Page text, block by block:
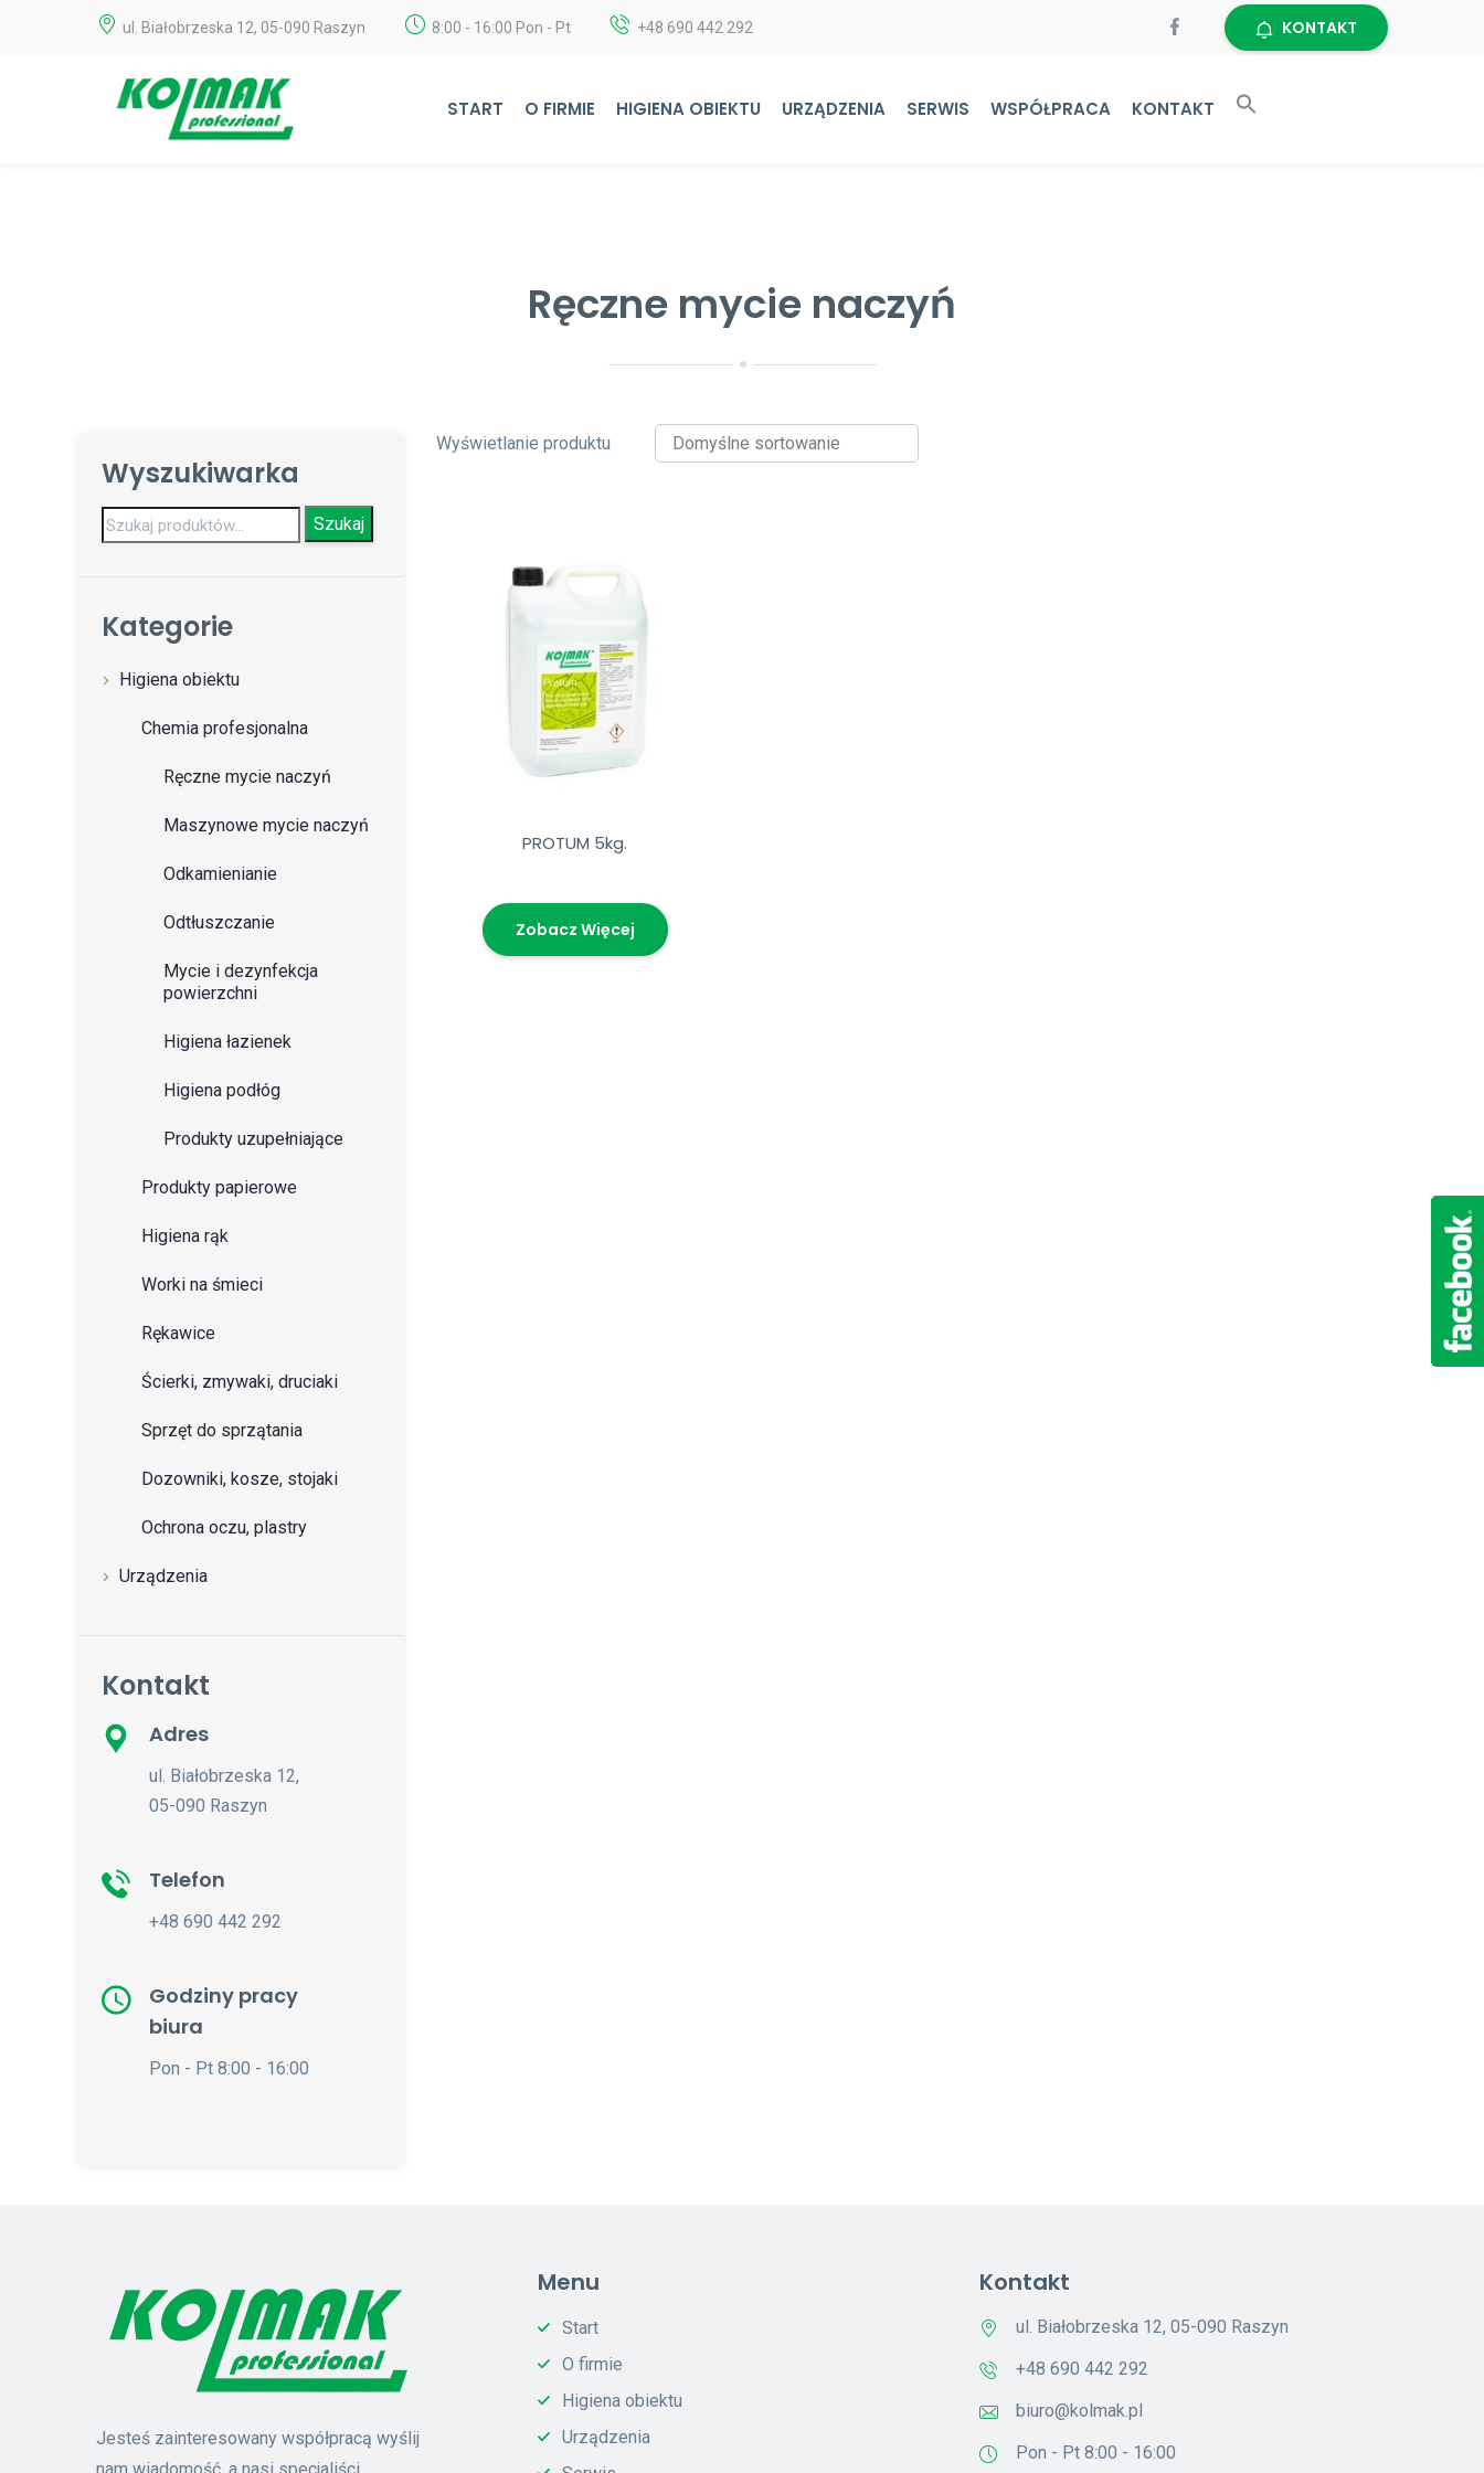
ul. Białobrzeska 12, 05-090 Raszyn 8:00 - 16:00 Pon - Pt +48 690 442 292 KONTAKT
START O FIRMIE HIGIENA OBIEKTU URZĄDZENIA SERWIS WSPÓŁPRACA KONTAKT
Ręczne mycie naczyń
Wyszukiwarka
Szukaj: Szukaj
Kategorie
Higiena obiektu
Chemia profesjonalna
Ręczne mycie naczyń
Maszynowe mycie naczyń
Odkamienianie
Odtłuszczanie
Mycie i dezynfekcja
powierzchni
Higiena łazienek
Higiena podłóg
Produkty uzupełniające
Produkty papierowe
Higiena rąk
Worki na śmieci
Rękawice
Ścierki, zmywaki, druciaki
Sprzęt do sprzątania
Dozowniki, kosze, stojaki
Ochrona oczu, plastry
Urządzenia
Kontakt
Adres
ul. Białobrzeska 12,
05-090 Raszyn
Telefon
+48 690 442 292
Godziny pracy
biura
Pon - Pt 8:00 - 16:00
Wyświetlanie produktu
PROTUM 5kg.
Zobacz Więcej
Jesteś zainteresowany współpracą wyślij
Menu
Start
O firmie
Higiena obiektu
Urządzenia
Kontakt
ul. Białobrzeska 12, 05-090 Raszyn
+48 690 442 292
biuro@kolmak.pl
Pon - Pt 8:00 - 16:00